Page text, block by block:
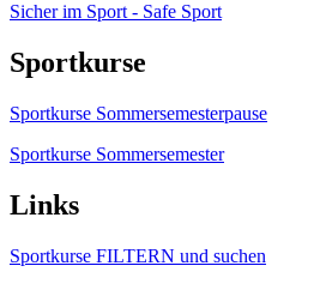
Sicher im Sport - Safe Sport
Sportkurse
Sportkurse Sommersemesterpause
Sportkurse Sommersemester
Links
Sportkurse FILTERN und suchen